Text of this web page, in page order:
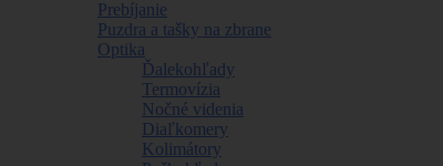
Prebíjanie
Puzdra a tašky na zbrane
Optika
Ďalekohľady
Termovízia
Nočné videnia
Diaľkomery
Kolimátory